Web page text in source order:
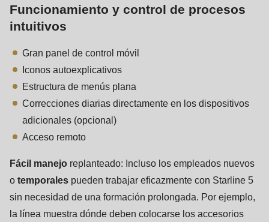
Drupal\rondo_contact\ContactService-
>Drupal\rondo_contact\
()
(line
597
of
modules/custom/rondo_contact/src/ContactService.php
Deprecated
function
mb_substr():
Passing
Funcionamiento y control de procesos
intuitivos
Gran panel de control móvil
Iconos autoexplicativos
Estructura de menús plana
Correcciones diarias directamente en los dispositivos
adicionales (opcional)
Acceso remoto
Fácil manejo replanteado: Incluso los empleados nuevos
o temporales pueden trabajar eficazmente con Starline 5
sin necesidad de una formación prolongada. Por ejemplo,
la línea muestra dónde deben colocarse los accesorios